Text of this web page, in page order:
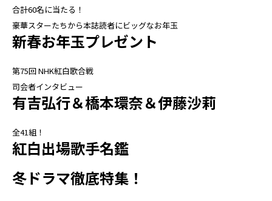
合計60名に当たる！
豪華スターたちから本誌読者にビッグなお年玉
新春お年玉プレゼント
第75回 NHK紅白歌合戦
司会者インタビュー
有吉弘行＆橋本環奈＆伊藤沙莉
全41組！
紅白出場歌手名鑑
冬ドラマ徹底特集！